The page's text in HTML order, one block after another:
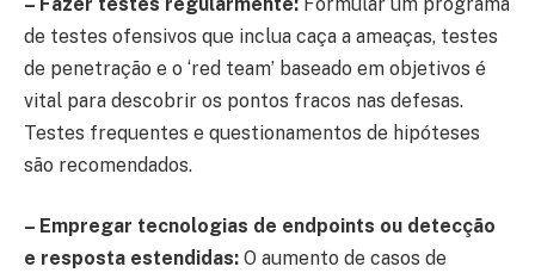
de testes ofensivos que inclua caça a ameaças, testes
de penetração e o ‘red team’ baseado em objetivos é
vital para descobrir os pontos fracos nas defesas.
Testes frequentes e questionamentos de hipóteses
são recomendados.
– Empregar tecnologias de endpoints ou detecção
e resposta estendidas: O aumento de casos de